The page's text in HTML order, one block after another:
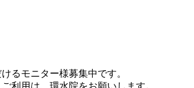
るモニター様募集中です。
利用は、環水院をお願いします。